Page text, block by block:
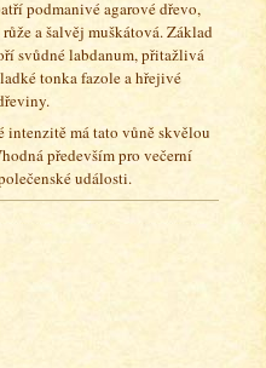
podmanivé agarové dřevo,
a šalvěj muškátová. Základ
svůdné labdanum, přitažlivá
tonka fazole a hřejivé
intenzitě má tato vůně skvělou
především pro večerní
události.